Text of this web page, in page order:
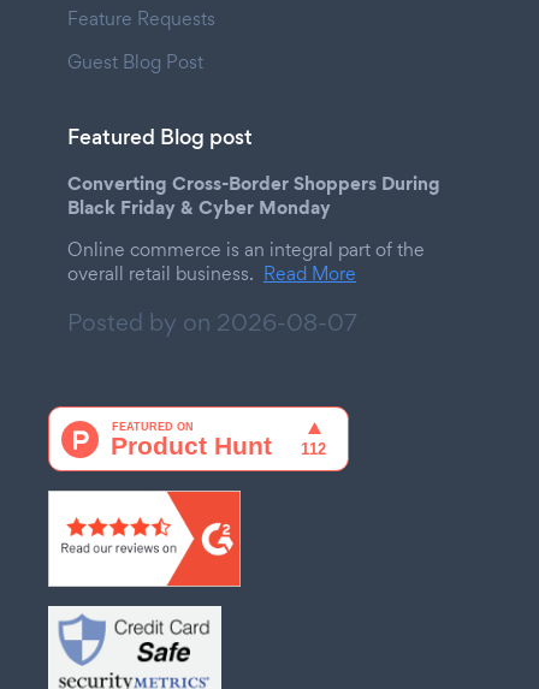
Feature Requests
Guest Blog Post
Featured Blog post
Converting Cross-Border Shoppers During
Black Friday & Cyber Monday
Online commerce is an integral part of the
overall retail business. Read More
Posted by on 2026-08-07